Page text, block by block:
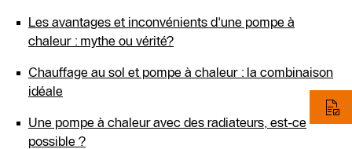
Les avantages et inconvénients d'une pompe à
chaleur : mythe ou vérité?
Chauffage au sol et pompe à chaleur : la combinaison
idéale
Une pompe à chaleur avec des radiateurs, est-ce
possible ?